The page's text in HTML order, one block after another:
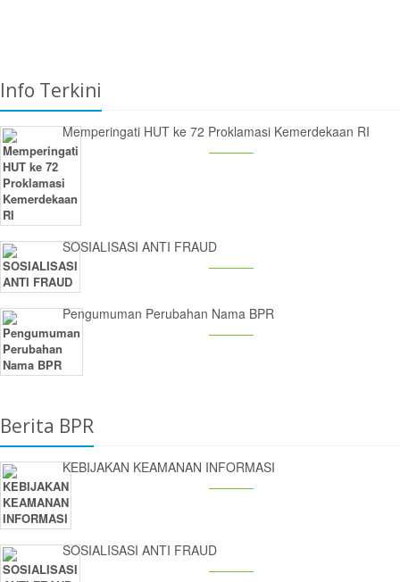
Info Terkini
Memperingati HUT ke 72 Proklamasi Kemerdekaan RI
SOSIALISASI ANTI FRAUD
Pengumuman Perubahan Nama BPR
Berita BPR
KEBIJAKAN KEAMANAN INFORMASI
SOSIALISASI ANTI FRAUD